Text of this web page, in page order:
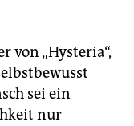
von „Hysteria“,
sei ein
nur